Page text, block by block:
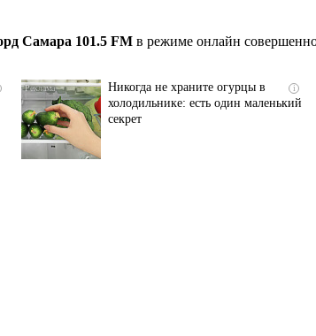
Самара 101.5 FM в режиме онлайн
i
Никогда не храните огурцы в
холодильнике: есть один маленький
секрет